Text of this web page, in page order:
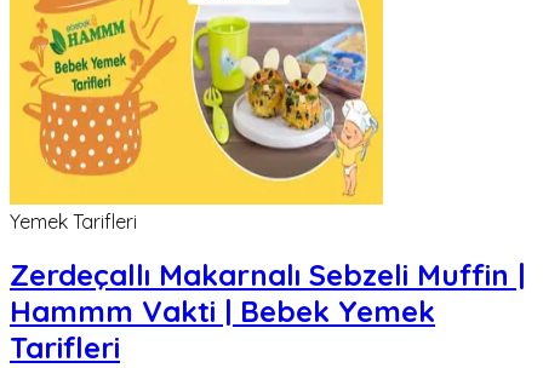
Yemek Tarifleri
Zerdeçallı Makarnalı Sebzeli Muffin |
Hammm Vakti | Bebek Yemek
Tarifleri